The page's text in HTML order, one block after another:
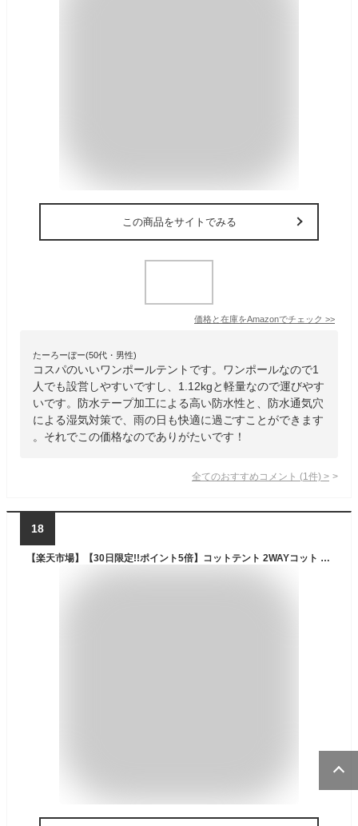
この商品をサイトでみる
価格と在庫をAmazonでチェック >>
たーろーぼー(50代・男性)
コスパのいいワンポールテントです。ワンポールなので1
人でも設営しやすいですし、1.12kgと軽量なので運びやす
いです。防水テープ加工による高い防水性と、防水通気穴
による湿気対策で、雨の日も快適に過ごすことができます
。それでこの価格なのでありがたいです！
全てのおすすめコメント (1 件) >
18
【楽天市場】【30日限定!!ポイント5倍】コットテント 2WAYコット テント セット TOBAU ポータブル テント 防水 UPF50 軽量 コンパクト ベンチ 簡易ベッド アウトドア ソロテント ソロキャンプ アウトドアチェア 長椅子 寝具 災害 1人用テント UVカット【1年保証】：雑貨マニアmarz